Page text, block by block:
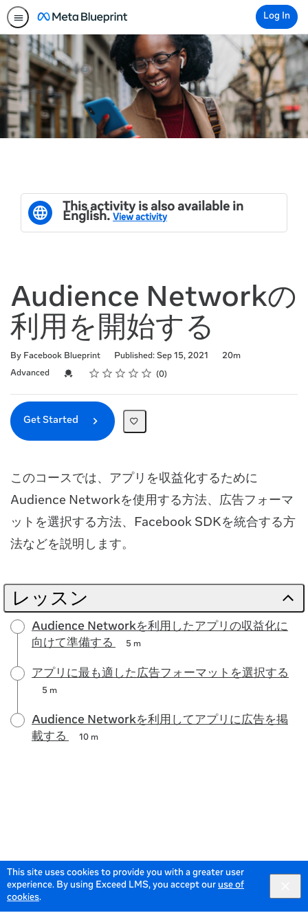
This site uses cookies to provide you with a greater user
experience. By using Exceed LMS, you accept our use of
cookies.
Log In
This activity is also available in
English. View activity
Audience Networkの
利用を開始する
By Facebook Blueprint Published: Sep 15, 2021
Duration
20m
Difficulty
Advanced Credential For Completion
Rating
1 star
2 stars
3 stars
4 stars
5 stars
Average rating: 0 0
No reviews
Get Started
このコースでは、アプリを収益化するために
Audience Networkを使用する方法、広告フォーマ
ットを選択する方法、Facebook SDKを統合する方
法などを説明します。
レッスン
Audience Networkを利用したアプリの収益化に
向けて準備する
5 m
アプリに最も適した広告フォーマットを選択する
5 m
Audience Networkを利用してアプリに広告を掲
載する
10 m